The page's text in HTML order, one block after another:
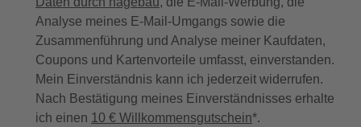
Analyse meines E-Mail-Umgangs sowie die
Zusammenführung und Analyse meiner Kaufdaten,
Coupons und Kartenvorteile umfasst, einverstanden.
Mein Einverständnis kann ich jederzeit widerrufen.
Nach Bestätigung meines Einverständnisses erhalte
ich einen 10 € Willkommensgutschein*.